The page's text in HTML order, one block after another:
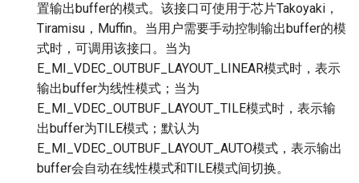
置输出buffer的模式。该接口可使用于芯片Takoyaki，
Tiramisu，Muffin。当用户需要手动控制输出buffer的模
式时，可调用该接口。当为
E_MI_VDEC_OUTBUF_LAYOUT_LINEAR模式时，表示
输出buffer为线性模式；当为
E_MI_VDEC_OUTBUF_LAYOUT_TILE模式时，表示输
出buffer为TILE模式；默认为
E_MI_VDEC_OUTBUF_LAYOUT_AUTO模式，表示输出
buffer会自动在线性模式和TILE模式间切换。